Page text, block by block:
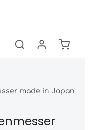
made in Japan